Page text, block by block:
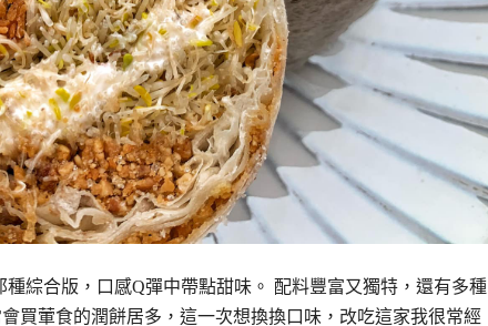
綜合版，口感Q彈中帶點甜味。 配料豐富又獨特，還有多種
買葷食的潤餅居多，這一次想換換口味，改吃這家我很常經